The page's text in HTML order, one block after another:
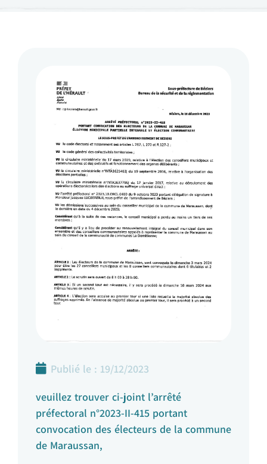
Publié le : 19/12/2023
veuillez trouver ci-joint l’arrêté
préfectoral n°2023-II-415 portant
convocation des électeurs de la commune
de Maraussan,